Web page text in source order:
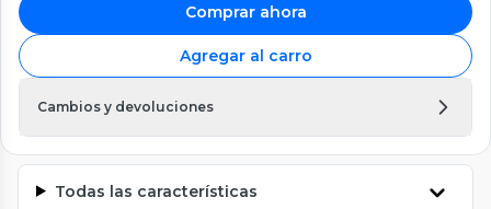
Comprar ahora
Agregar al carro
Cambios y devoluciones
Todas las características